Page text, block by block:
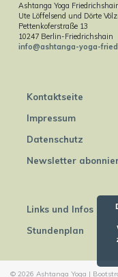
Ashtanga Yoga
Ute Löffelsend und Dörte
Pettenkoferstraße 13
10247 Berlin-Friedrichshain
info@ashtanga-yoga-
Kontaktseite
Impressum
Datenschutz
Newsletter
Links und Infos
Stundenplan
© 2026 Ashtanga Yoga |